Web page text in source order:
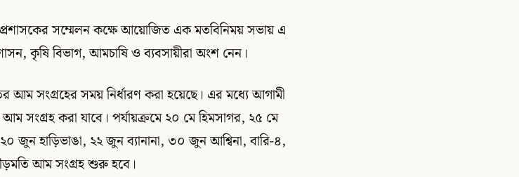
সম্মেলন কক্ষে আয়োজিত এক মতবিনিময় সভায় এ
কৃষি বিভাগ, আমচাষি ও ব্যবসায়ীরা অংশ নেন।
আম সংগ্রহের সময় নির্ধারণ করা হয়েছে। এর মধ্যে আগামী
সংগ্রহ করা যাবে। পর্যায়ক্রমে ২০ মে হিমসাগর, ২৫ মে
হাড়িভাঙা, ২২ জুন ব্যানানা, ৩০ জুন আশ্বিনা, বারি-৪,
আম সংগ্রহ শুরু হবে।